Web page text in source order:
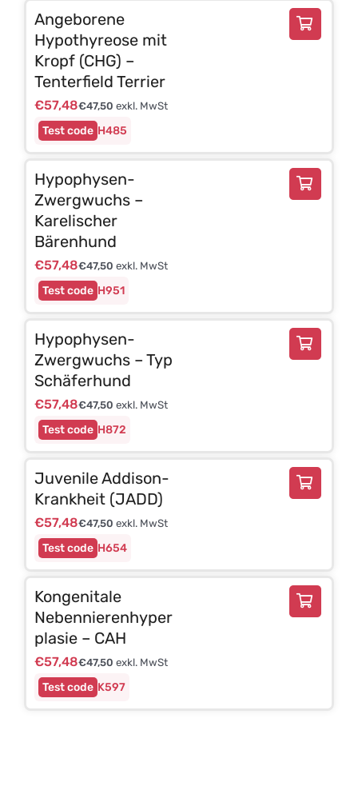
H485
Angeborene
Hypothyreose mit
Kropf (CHG) –
Tenterfield Terrier
€57,48€47,50 exkl. MwSt
H951
Hypophysen-
Zwergwuchs –
Karelischer
Bärenhund
€57,48€47,50 exkl. MwSt
H872
Hypophysen-
Zwergwuchs – Typ
Schäferhund
€57,48€47,50 exkl. MwSt
H654
Juvenile Addison-
Krankheit (JADD)
€57,48€47,50 exkl. MwSt
K597
Kongenitale
Nebennierenhyper
plasie – CAH
€57,48€47,50 exkl. MwSt